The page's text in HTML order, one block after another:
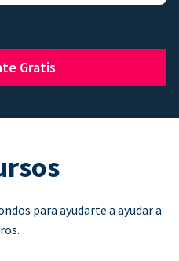
Gratis
para ayudarte a ayudar a